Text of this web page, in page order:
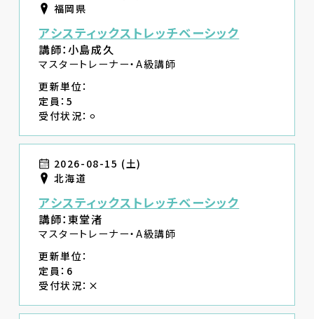
福岡県
アシスティックストレッチベーシック
講師：小島成久
マスタートレーナー・A級講師
更新単位：
定員：5
受付状況：⚪︎
2026-08-15 (土)
北海道
アシスティックストレッチベーシック
講師：東堂渚
マスタートレーナー・A級講師
更新単位：
定員：6
受付状況：×